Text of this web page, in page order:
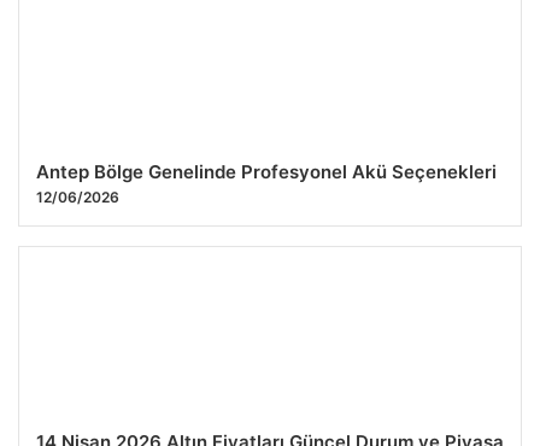
Antep Bölge Genelinde Profesyonel Akü Seçenekleri
12/06/2026